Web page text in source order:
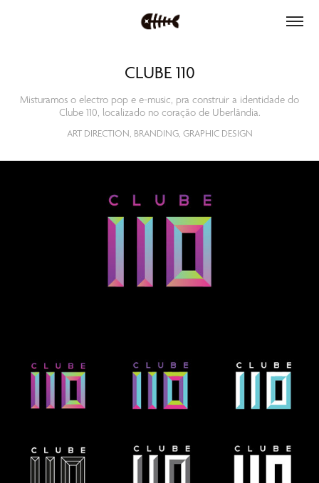
CLUBE 110
Misturamos o electro pop e e-music, pra construir a identidade do
Clube 110, localizado no coração de Uberlândia.
ART DIRECTION, BRANDING, GRAPHIC DESIGN